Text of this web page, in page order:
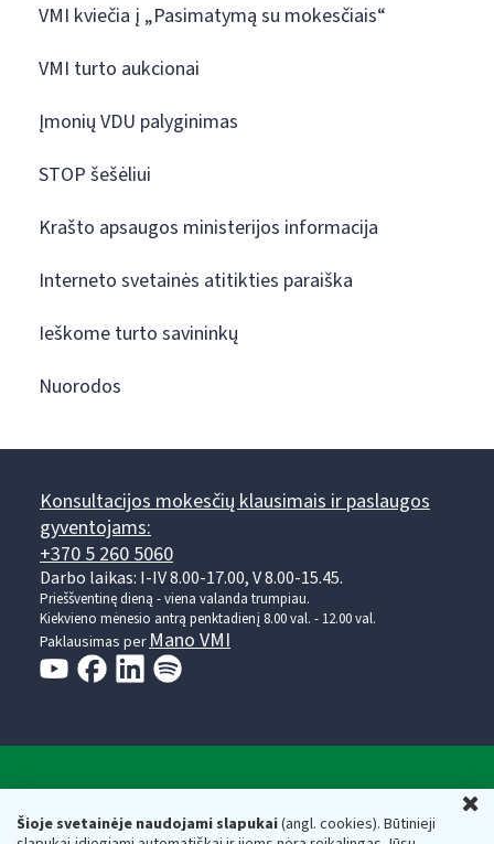
Šioje svetainėje naudojami slapukai(angl. cookies). Būtinieji
VMI kviečia į „Pasimatymą su mokesčiais“
VMI turto aukcionai
Įmonių VDU palyginimas
STOP šešėliui
Krašto apsaugos ministerijos informacija
Interneto svetainės atitikties paraiška
Ieškome turto savininkų
Nuorodos
Konsultacijos mokesčių klausimais ir paslaugos
gyventojams:
+370 5 260 5060
Darbo laikas: I-IV 8.00-17.00, V 8.00-15.45.
Prieššventinę dieną - viena valanda trumpiau.
Kiekvieno mėnesio antrą penktadienį 8.00 val. - 12.00 val.
Paklausimas per Mano VMI
Respublikos finansų ministerijos